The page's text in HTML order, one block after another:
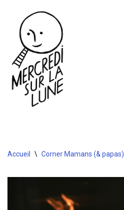
Aller
contenu
Accueil \ Corner Mamans (& papas)